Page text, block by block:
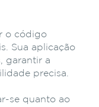
o código
Sua aplicação
garantir a
precisa.
se quanto ao